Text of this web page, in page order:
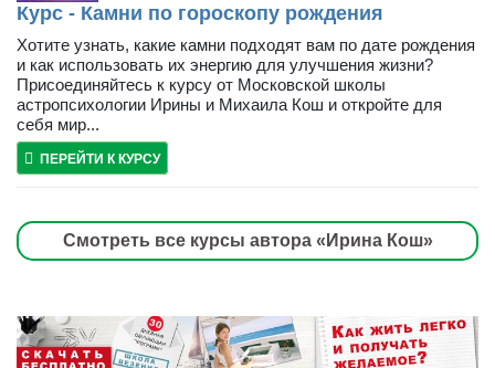
Курс - Камни по гороскопу рождения
Хотите узнать, какие камни подходят вам по дате рождения
и как использовать их энергию для улучшения жизни?
Присоединяйтесь к курсу от Московской школы
астропсихологии Ирины и Михаила Кош и откройте для
себя мир...
ПЕРЕЙТИ К КУРСУ
Смотреть все курсы автора «Ирина Кош»